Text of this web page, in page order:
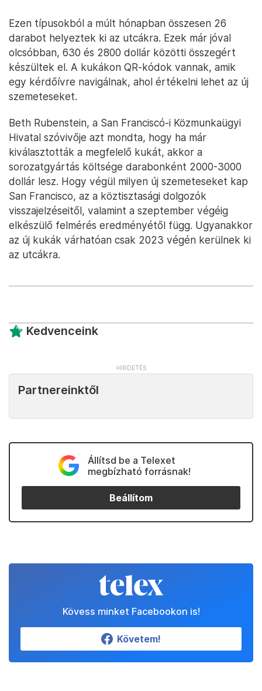
Ezen típusokból a múlt hónapban összesen 26
darabot helyeztek ki az utcákra. Ezek már jóval
olcsóbban, 630 és 2800 dollár közötti összegért
készültek el. A kukákon QR-kódok vannak, amik
egy kérdőívre navigálnak, ahol értékelni lehet az új
szemeteseket.
Beth Rubenstein, a San Franciscó-i Közmunkaügyi
Hivatal szóvivője azt mondta, hogy ha már
kiválasztották a megfelelő kukát, akkor a
sorozatgyártás költsége darabonként 2000-3000
dollár lesz. Hogy végül milyen új szemeteseket kap
San Francisco, az a köztisztasági dolgozók
visszajelzéseitől, valamint a szeptember végéig
elkészülő felmérés eredményétől függ. Ugyanakkor
az új kukák várhatóan csak 2023 végén kerülnek ki
az utcákra.
Kedvenceink
Partnereinktől
Állítsd be a Telexet
megbízható forrásnak!
Beállítom
Kövess minket Facebookon is!
Követem!